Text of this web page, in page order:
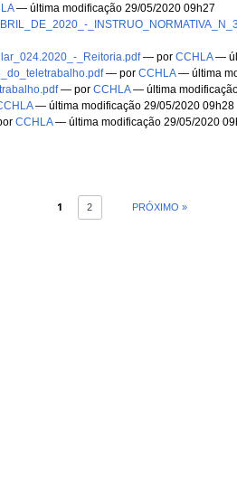
— última modificação 29/05/2020 09h27
_Reitoria.pdf —porCCHLA—
—porCCHLA— última
—porCCHLA— última
— última modificação 29/05/2020 09h28
CCHLA— última modificação 29/05/2020
1 2 PRÓXIMO »